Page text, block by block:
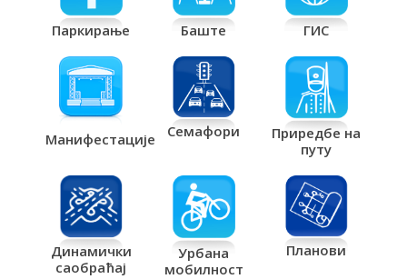
Паркирање Баште ГИС
Манифестације Семафори
Приредбе на
путу
Динамички
саобраћај
Урбана
мобилност
Планови